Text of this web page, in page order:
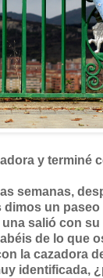
y terminé
semanas,
un paseo
salió con
de lo que
la cazadora
identificada,